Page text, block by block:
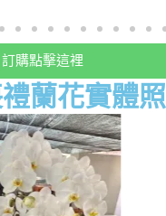
訂購點擊這裡
蘭花實體照